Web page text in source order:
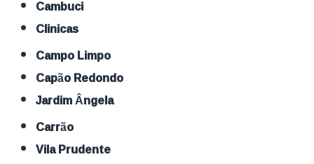
Cambuci
Clinicas
Campo Limpo
Capão Redondo
Jardim Ângela
Carrão
Vila Prudente